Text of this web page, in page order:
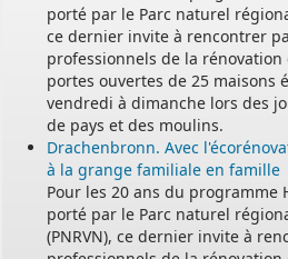
Le secrétariat est fermé
Une permanence est assurée par
porté par le Parc naturel
ce dernier invite à rencontrer
professionnels de la
portes ouvertes de 25 maisons
vendredi à dimanche lors des
de pays et des moulins.
Drachenbronn. Avec
à la grange familiale en famille
Pour les 20 ans du programme
porté par le Parc naturel
(PNRVN), ce dernier invite à